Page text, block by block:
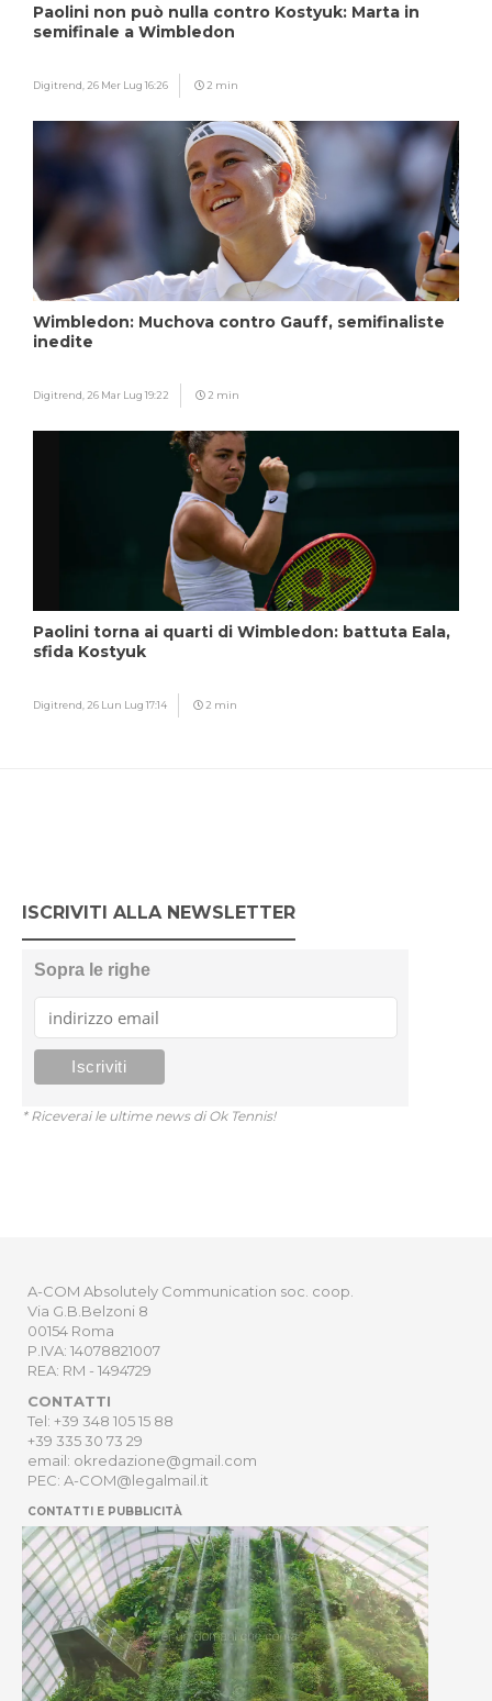
Paolini non può nulla contro Kostyuk: Marta in
semifinale a Wimbledon
Digitrend, 26 Mer Lug 16:26 2 min
Wimbledon: Muchova contro Gauff, semifinaliste
inedite
Digitrend, 26 Mar Lug 19:22 2 min
Paolini torna ai quarti di Wimbledon: battuta Eala,
sfida Kostyuk
Digitrend, 26 Lun Lug 17:14 2 min
ISCRIVITI ALLA NEWSLETTER
Sopra le righe
* Riceverai le ultime news di Ok Tennis!
A-COM Absolutely Communication soc. coop.
Via G.B.Belzoni 8
00154 Roma
P.IVA: 14078821007
REA: RM - 1494729
CONTATTI
Tel: +39 348 105 15 88
+39 335 30 73 29
email: okredazione@gmail.com
PEC: A-COM@legalmail.it
CONTATTI E PUBBLICITÀ
HOME
NEWSLETTER
ORDER
PRIVACY POLICY
Sito Web sviluppato da
Digitrend S.r.l.